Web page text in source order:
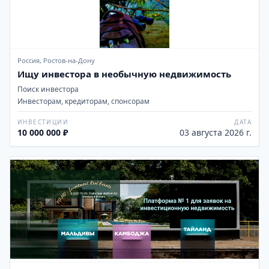
Россия, Ростов-на-Дону
Ищу инвестора в необычную недвижимость
Поиск инвестора
Инвесторам, кредиторам, спонсорам
ИНВЕСТИЦИИ
10 000 000 ₽
ДАТА
03 августа 2026 г.